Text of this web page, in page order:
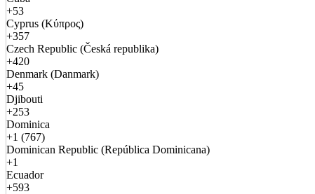
+53
Cyprus (Κύπρος)
+357
Czech Republic (Česká republika)
+420
Denmark (Danmark)
+45
Djibouti
+253
Dominica
+1 (767)
Dominican Republic (República Dominicana)
+1
Ecuador
+593